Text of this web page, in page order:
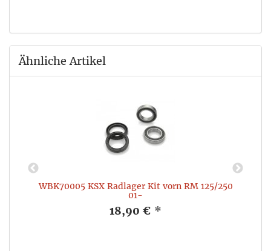
Ähnliche Artikel
WBK70005 KSX Radlager Kit vorn RM 125/250
01-
18,90 € *